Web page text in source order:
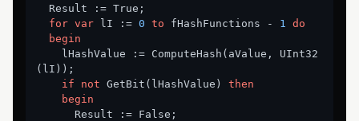
for var lI := 0 to fHashFunctions - 1 do
begin
(lI));
if
not GetBit(lHashValue) then
begin